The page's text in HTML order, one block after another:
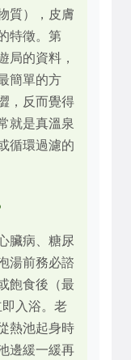
質），皮膚
特徵。第
局的資料，
簡單的方
，反而覺得
就是真溫泉
循環過濾的
臟病、糖尿
湯前務必諮
飽食後（最
入浴。老
熱池起身時
邊緩一緩再